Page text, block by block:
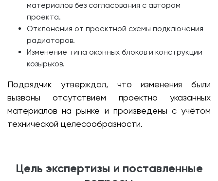
материалов без согласования с автором
проекта.
Отклонения от проектной схемы подключения
радиаторов.
Изменение типа оконных блоков и конструкции
козырьков.
Подрядчик утверждал, что изменения были
вызваны отсутствием проектно указанных
материалов на рынке и произведены с учётом
технической целесообразности.
Цель экспертизы и поставленные